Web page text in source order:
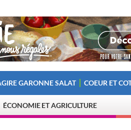
GARONNE SALAT COEUR ET
ÉCONOMIE ET AGRICULTURE